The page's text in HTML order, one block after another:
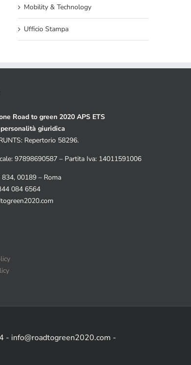
Mobility & Technology
Ufficio Stampa
Road to green 2020 APS ETS
giuridica
Repertorio 58296.
97898690587 – Partita Iva: 14011591006
834, 00189 – Roma
084 6564
info@roadtogreen2020.com -